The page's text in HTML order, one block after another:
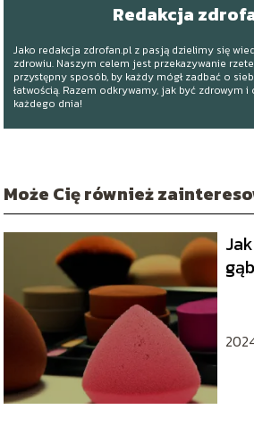
Redakcja
Jako redakcja zdrofan.pl z pasją dzielimy się
zdrowiu. Naszym celem jest przekazywanie
przystępny sposób, by każdy mógł zadbać o
łatwością. Razem odkrywamy, jak być zdrowym i
każdego dnia!
Może Cię również